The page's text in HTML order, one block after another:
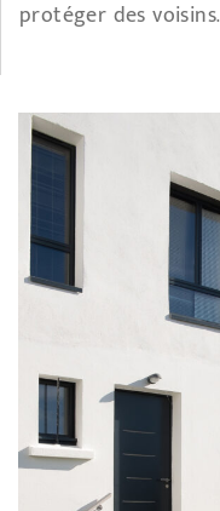
protéger des voisins.